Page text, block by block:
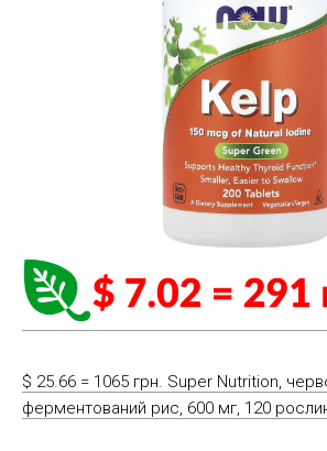
$ 25.66 = 1065 грн. Super Nutrition,
ферментований рис, 600 мг, 120